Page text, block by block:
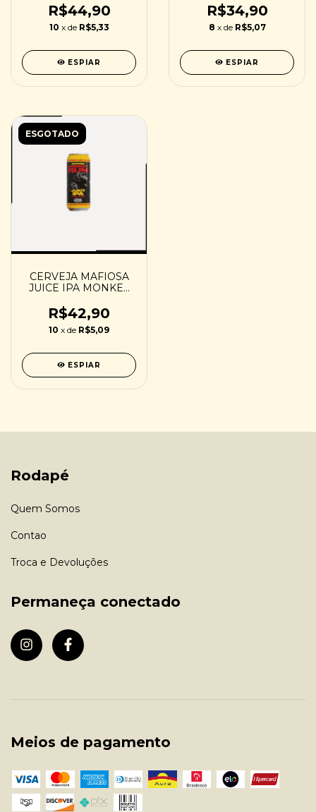
R$44,90
10 x de R$5,33
ESPIAR
473ML
R$34,90
8 x de R$5,07
ESPIAR
ESGOTADO
CERVEJA MAFIOSA
JUICE IPA MONKEY
R$42,90
10 x de R$5,09
ESPIAR
Rodapé
Quem Somos
Contao
Troca e Devoluções
Permaneça conectado
Meios de pagamento